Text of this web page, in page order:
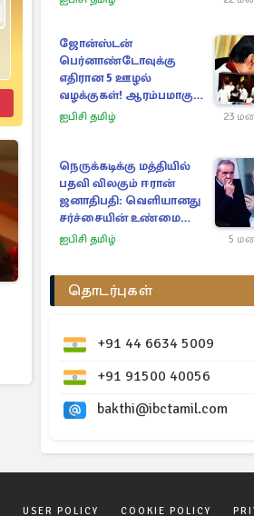
ஜோன்ஸ்டன்
பெர்னாண்டோவுக்கு
எதிரான 5 ஊழல்
வழக்குகள்! ஆரம்பமாகும்
விசாரணை
ஐபிசி தமிழ் 23
நெருக்கடிக்கு மத்தியில்
பதவி விலகும் ஈரான்
ஜனாதிபதி: வெளியானது
சர்ச்சையின் உண்மை
நிலை
ஐபிசி தமிழ் 5
தொடர்புகள்
+91 44 6634 5009
+91 91500 40056
bakthi@ibctamil.com
USER POLICY COOKIE POLICY